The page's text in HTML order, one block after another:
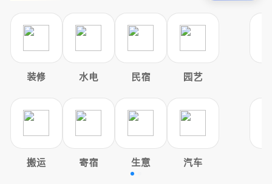
装修 水电 民宿 园艺
搬运 寄宿 生意 汽车